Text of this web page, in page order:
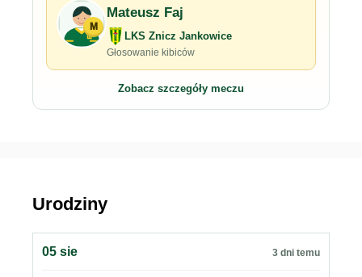
M
Mateusz Faj
LKS Znicz Jankowice
Głosowanie kibiców
Zobacz szczegóły meczu
Urodziny
05 sie 3 dni temu